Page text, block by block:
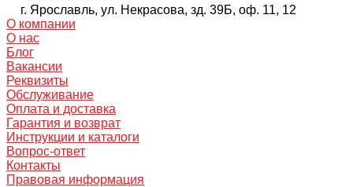
г. Ярославль, ул. Некрасова, зд. 39Б, оф. 11, 12
О компании
О нас
Блог
Вакансии
Реквизиты
Обслуживание
Оплата и доставка
Гарантия и возврат
Инструкции и каталоги
Вопрос-ответ
Контакты
Правовая информация